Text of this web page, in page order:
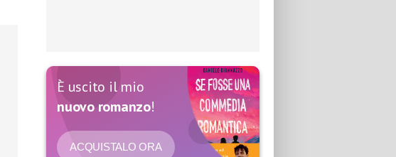
È uscito il mio
nuovo romanzo!
ACQUISTALO ORA